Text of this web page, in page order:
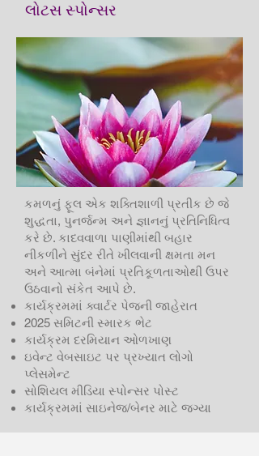
લોટસ સ્પોન્સર
કમળનું ફૂલ એક શક્તિશાળી પ્રતીક છે જે
શુદ્ધતા, પુનર્જન્મ અને જ્ઞાનનું પ્રતિનિધિત્વ
કરે છે. કાદવવાળા પાણીમાંથી બહાર
નીકળીને સુંદર રીતે ખીલવાની ક્ષમતા મન
અને આત્મા બંનેમાં પ્રતિકૂળતાઓથી ઉપર
ઉઠવાનો સંકેત આપે છે.
કાર્યક્રમમાં ક્વાર્ટર પેજની જાહેરાત
2025 સમિટની સ્મારક ભેટ
કાર્યક્રમ દરમિયાન ઓળખાણ
ઇવેન્ટ વેબસાઇટ પર પ્રખ્યાત લોગો
પ્લેસમેન્ટ
સોશિયલ મીડિયા સ્પોન્સર પોસ્ટ
કાર્યક્રમમાં સાઇનેજ/બેનર માટે જગ્યા